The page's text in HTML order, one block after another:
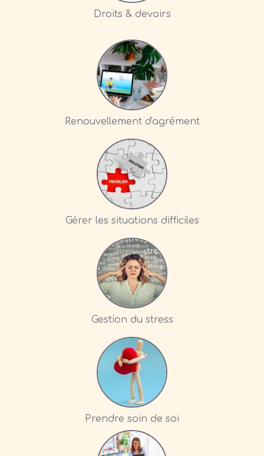
Droits & devoirs
Renouvellement d'agrément
Gérer les situations difficiles
Gestion du stress
Prendre soin de soi